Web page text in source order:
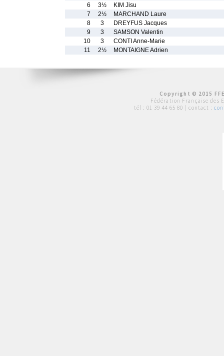
6
3½
KIM Jisu
7
2½
MARCHAND Laure
8
3
DREYFUS Jacques
9
3
SAMSON Valentin
10
3
CONTI Anne-Marie
11
2½ MONTAIGNE Adrien
Copyright © 2015
Fédération Française des
tél : 01 39 44 65 80 | contact :